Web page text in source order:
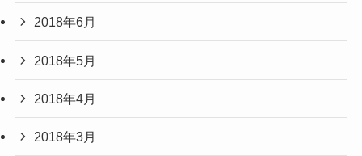
2018年6月
2018年5月
2018年4月
2018年3月